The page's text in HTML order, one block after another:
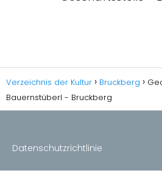
Verzeichnis der Kultur Bruckberg
Bauernstüberl - Bruckberg
Datenschutzrichtlinie